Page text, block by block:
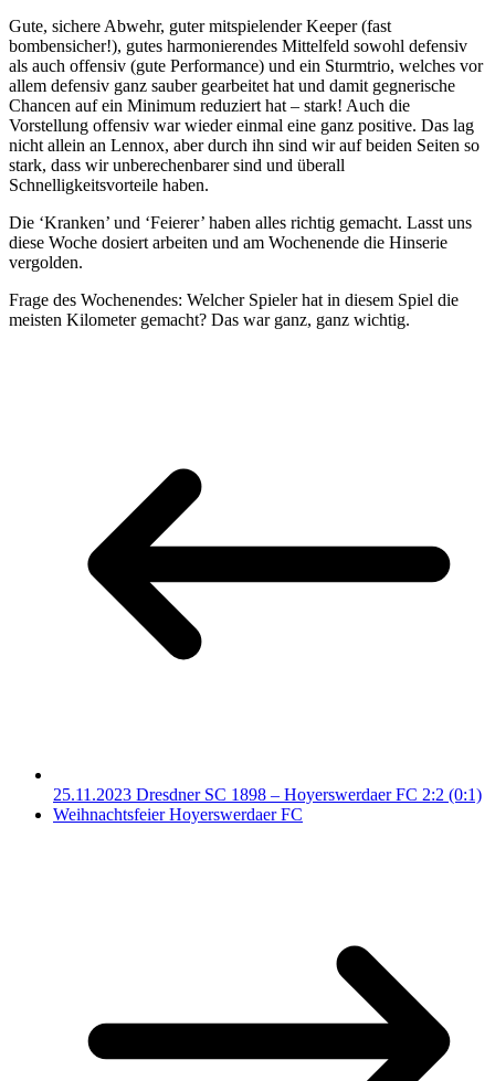
Gute, sichere Abwehr, guter mitspielender Keeper (fast
bombensicher!), gutes harmonierendes Mittelfeld sowohl defensiv
als auch offensiv (gute Performance) und ein Sturmtrio, welches vor
allem defensiv ganz sauber gearbeitet hat und damit gegnerische
Chancen auf ein Minimum reduziert hat – stark! Auch die
Vorstellung offensiv war wieder einmal eine ganz positive. Das lag
nicht allein an Lennox, aber durch ihn sind wir auf beiden Seiten so
stark, dass wir unberechenbarer sind und überall
Schnelligkeitsvorteile haben.
Die ‘Kranken’ und ‘Feierer’ haben alles richtig gemacht. Lasst uns
diese Woche dosiert arbeiten und am Wochenende die Hinserie
vergolden.
Frage des Wochenendes: Welcher Spieler hat in diesem Spiel die
meisten Kilometer gemacht? Das war ganz, ganz wichtig.
25.11.2023 Dresdner SC 1898 – Hoyerswerdaer FC 2:2 (0:1)
Weihnachtsfeier Hoyerswerdaer FC